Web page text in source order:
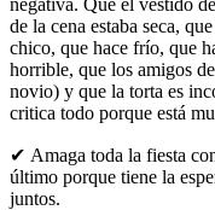
de la cena estaba seca,
chico, que hace frío, que
horrible, que los amigos
novio) y que la torta es
critica todo porque está
✔ Amaga toda la fiesta
último porque tiene la
juntos.